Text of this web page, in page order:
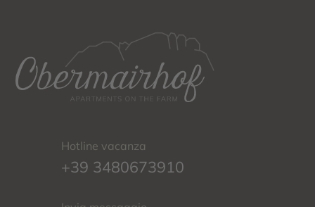
Hotline vacanza
+39 3480673910